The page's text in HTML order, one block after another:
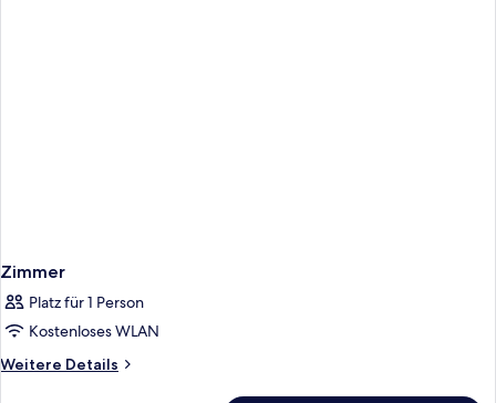
Zimmer
Platz für 1 Person
Kostenloses WLAN
Weitere Details
Weitere